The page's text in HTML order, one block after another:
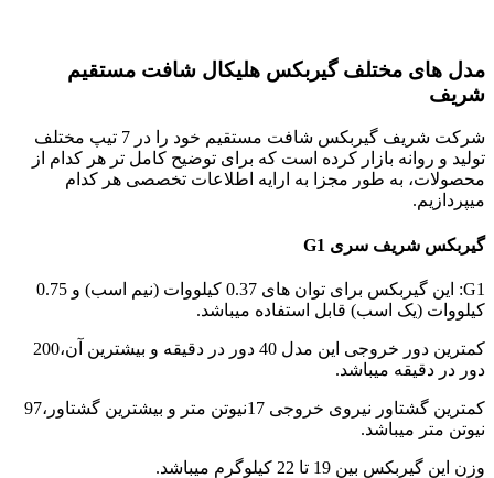
مدل های مختلف گیربکس هلیکال شافت مستقیم
شریف
شرکت شریف گیربکس شافت مستقیم خود را در 7 تیپ مختلف
تولید و روانه بازار کرده است که برای توضیح کامل تر هر کدام از
محصولات، به طور مجزا به ارایه اطلاعات تخصصی هر کدام
میپردازیم.
گیربکس شریف سری G1
G1: این گیربکس برای توان های 0.37 کیلووات (نیم اسب) و 0.75
کیلووات (یک اسب) قابل استفاده میباشد.
کمترین دور خروجی این مدل 40 دور در دقیقه و بیشترین آن،200
دور در دقیقه میباشد.
کمترین گشتاور نیروی خروجی 17نیوتن متر و بیشترین گشتاور،97
نیوتن متر میباشد.
وزن این گیربکس بین 19 تا 22 کیلوگرم میباشد.